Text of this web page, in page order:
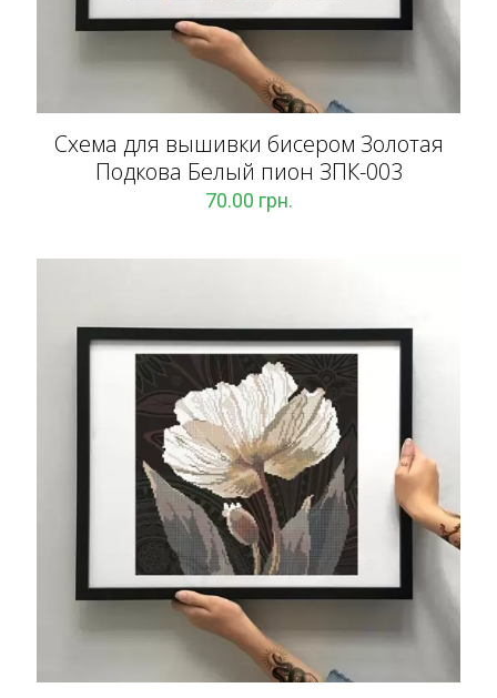
Схема для вышивки бисером Золотая
Подкова Белый пион ЗПК-003
70.00 грн.